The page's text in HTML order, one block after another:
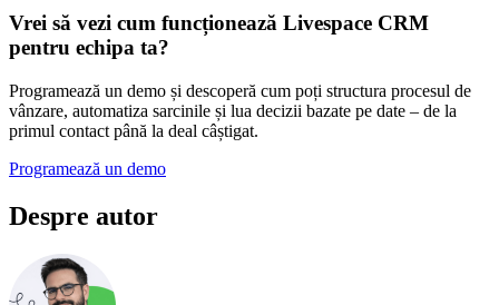
Vrei să vezi cum funcționează Livespace CRM
pentru echipa ta?
Programează un demo și descoperă cum poți structura procesul de
vânzare, automatiza sarcinile și lua decizii bazate pe date – de la
primul contact până la deal câștigat.
Programează un demo
Despre autor